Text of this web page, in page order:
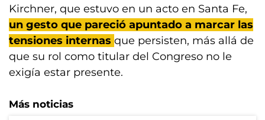
Kirchner, que estuvo en un acto en Santa Fe,
un gesto que pareció apuntado a marcar las
tensiones internas que persisten, más allá de
que su rol como titular del Congreso no le
exigía estar presente.
Más noticias